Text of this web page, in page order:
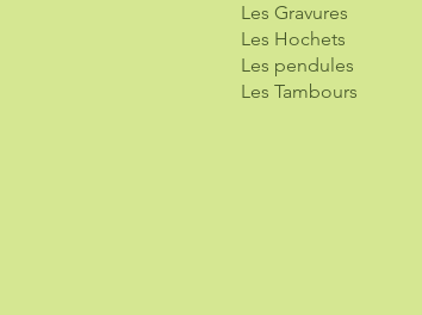
Les Gravures
Les Hochets
Les pendules
Les Tambours